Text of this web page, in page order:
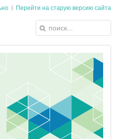
Перейти на старую версию сайта